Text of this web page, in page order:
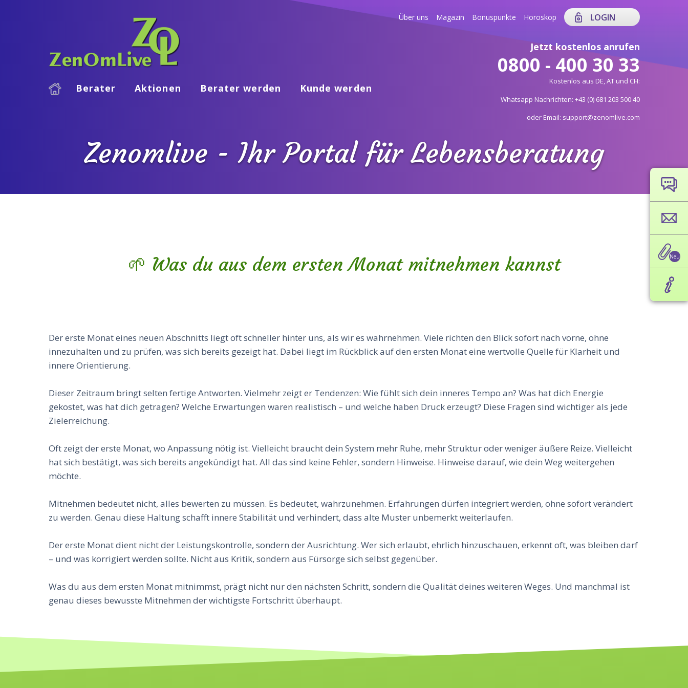
Berater Aktionen Berater werden Kunde werden
Über uns Magazin Bonuspunkte Horoskop LOGIN
Jetzt kostenlos anrufen
0800 - 400 30 33
Kostenlos aus DE, AT und CH:
Whatsapp Nachrichten: +43 (0) 681 203 500 40
oder Email: support@zenomlive.com
Zenomlive - Ihr Portal für Lebensberatung
🌱 Was du aus dem ersten Monat mitnehmen kannst
Der erste Monat eines neuen Abschnitts liegt oft schneller hinter uns, als wir es wahrnehmen. Viele richten den Blick sofort nach vorne, ohne
innezuhalten und zu prüfen, was sich bereits gezeigt hat. Dabei liegt im Rückblick auf den ersten Monat eine wertvolle Quelle für Klarheit und
innere Orientierung.
Dieser Zeitraum bringt selten fertige Antworten. Vielmehr zeigt er Tendenzen: Wie fühlt sich dein inneres Tempo an? Was hat dich Energie
gekostet, was hat dich getragen? Welche Erwartungen waren realistisch – und welche haben Druck erzeugt? Diese Fragen sind wichtiger als jede
Zielerreichung.
Oft zeigt der erste Monat, wo Anpassung nötig ist. Vielleicht braucht dein System mehr Ruhe, mehr Struktur oder weniger äußere Reize. Vielleicht
hat sich bestätigt, was sich bereits angekündigt hat. All das sind keine Fehler, sondern Hinweise. Hinweise darauf, wie dein Weg weitergehen
möchte.
Mitnehmen bedeutet nicht, alles bewerten zu müssen. Es bedeutet, wahrzunehmen. Erfahrungen dürfen integriert werden, ohne sofort verändert
zu werden. Genau diese Haltung schafft innere Stabilität und verhindert, dass alte Muster unbemerkt weiterlaufen.
Der erste Monat dient nicht der Leistungskontrolle, sondern der Ausrichtung. Wer sich erlaubt, ehrlich hinzuschauen, erkennt oft, was bleiben darf
– und was korrigiert werden sollte. Nicht aus Kritik, sondern aus Fürsorge sich selbst gegenüber.
Was du aus dem ersten Monat mitnimmst, prägt nicht nur den nächsten Schritt, sondern die Qualität deines weiteren Weges. Und manchmal ist
genau dieses bewusste Mitnehmen der wichtigste Fortschritt überhaupt.